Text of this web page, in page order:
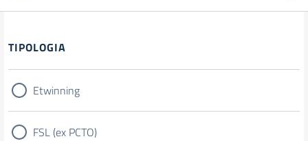
Filtri
TIPOLOGIA
Etwinning
FSL (ex PCTO)